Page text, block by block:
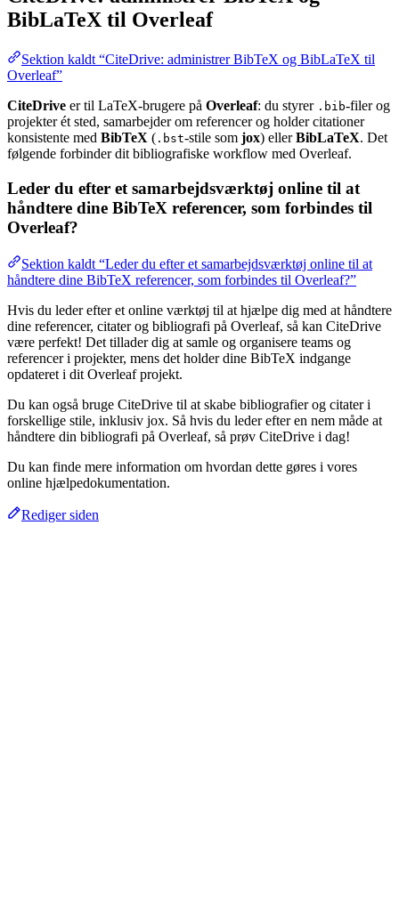
BibLaTeX til Overleaf
Sektion kaldt “CiteDrive: administrer BibTeX og BibLaTeX til
Overleaf”
CiteDrive er til LaTeX-brugere på Overleaf: du styrer .bib-filer og
projekter ét sted, samarbejder om referencer og holder citationer
konsistente med BibTeX ( .bst-stile som jox) ellerBibLaTeX. Det
følgende forbinder dit bibliografiske workflow med Overleaf.
Leder du efter et samarbejdsværktøj online til at
håndtere dine BibTeX referencer, som forbindes til
Overleaf?
Sektion kaldt “Leder du efter et samarbejdsværktøj online til at
håndtere dine BibTeX referencer, som forbindes til Overleaf?”
Hvis du leder efter et online værktøj til at hjælpe dig med at håndtere
dine referencer, citater og bibliografi på Overleaf, så kan CiteDrive
være perfekt! Det tillader dig at samle og organisere teams og
referencer i projekter, mens det holder dine BibTeX indgange
opdateret i dit Overleaf projekt.
Du kan også bruge CiteDrive til at skabe bibliografier og citater i
forskellige stile, inklusiv jox. Så hvis du leder efter en nem måde at
håndtere din bibliografi på Overleaf, så prøv CiteDrive i dag!
Du kan finde mere information om hvordan dette gøres i vores
online hjælpedokumentation.
Rediger siden